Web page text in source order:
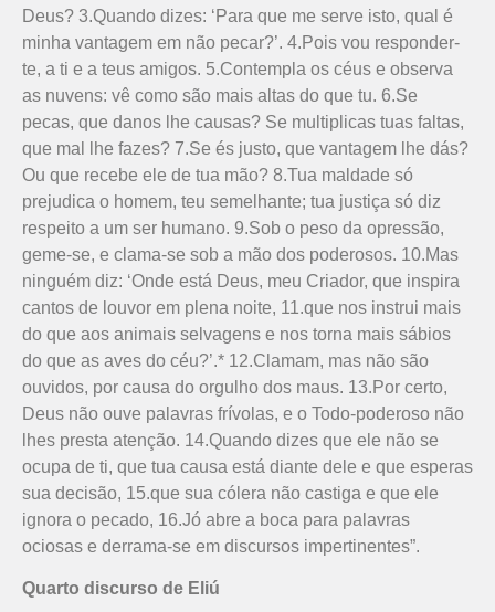
Deus? 3.Quando dizes: ‘Para que me serve isto, qual é
minha vantagem em não pecar?’. 4.Pois vou responder-
te, a ti e a teus amigos. 5.Contempla os céus e observa
as nuvens: vê como são mais altas do que tu. 6.Se
pecas, que danos lhe causas? Se multiplicas tuas faltas,
que mal lhe fazes? 7.Se és justo, que vantagem lhe dás?
Ou que recebe ele de tua mão? 8.Tua maldade só
prejudica o homem, teu semelhante; tua justiça só diz
respeito a um ser humano. 9.Sob o peso da opressão,
geme-se, e clama-se sob a mão dos poderosos. 10.Mas
ninguém diz: ‘Onde está Deus, meu Criador, que inspira
cantos de louvor em plena noite, 11.que nos instrui mais
do que aos animais selvagens e nos torna mais sábios
do que as aves do céu?’.* 12.Clamam, mas não são
ouvidos, por causa do orgulho dos maus. 13.Por certo,
Deus não ouve palavras frívolas, e o Todo-poderoso não
lhes presta atenção. 14.Quando dizes que ele não se
ocupa de ti, que tua causa está diante dele e que esperas
sua decisão, 15.que sua cólera não castiga e que ele
ignora o pecado, 16.Jó abre a boca para palavras
ociosas e derrama-se em discursos impertinentes”.
Quarto discurso de Eliú